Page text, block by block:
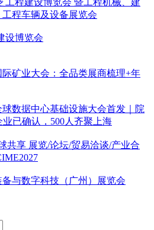
程车辆及设备展览会
设博览会
际矿业大会：全品类展商梳理+年
球数据中心基础设施大会首发｜院
已确认，500人齐聚上海
共享 展览/论坛/贸易洽谈/产业合
备与数字科技（广州）展览会